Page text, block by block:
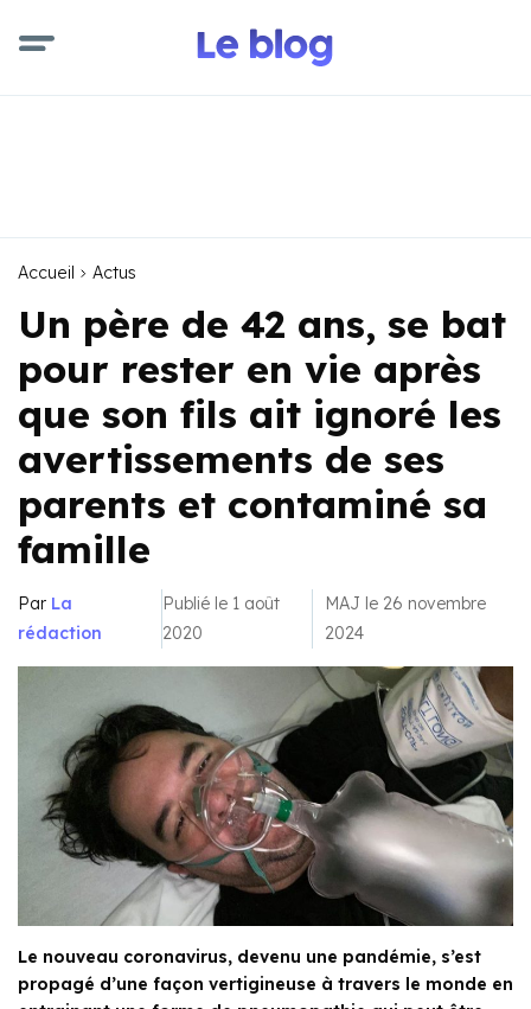
Accueil Actus
Un père de 42 ans, se bat
pour rester en vie après
que son fils ait ignoré les
avertissements de ses
parents et contaminé sa
famille
Par La
rédaction
Publié le 1 août
2020
MAJ le 26 novembre
2024
Le nouveau coronavirus, devenu une pandémie, s’est
propagé d’une façon vertigineuse à travers le monde en